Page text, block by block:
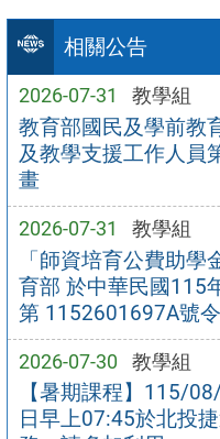
相關公告
2026-07-31 教學組
教育部國民及學前教
及教學支援工作人員
畫
2026-07-31 教學組
「師資培育公費助
育部 於中華民國115
第 1152601697A號
2026-07-30 教學組
【暑期課程】115/
日早上07:45於北投